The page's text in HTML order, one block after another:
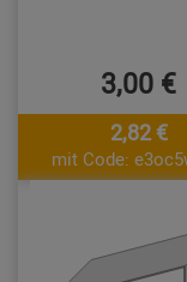
3,00 €
2,82 €
mit Code: